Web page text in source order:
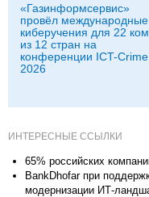
«Газинформсервис»
провёл международные
киберучения для 22
из 12 стран на
конференции ICT-Crime
2026
ИНТЕРЕСНЫЕ ССЫЛКИ
65% российских
BankDhofar при
модернизации ИТ-